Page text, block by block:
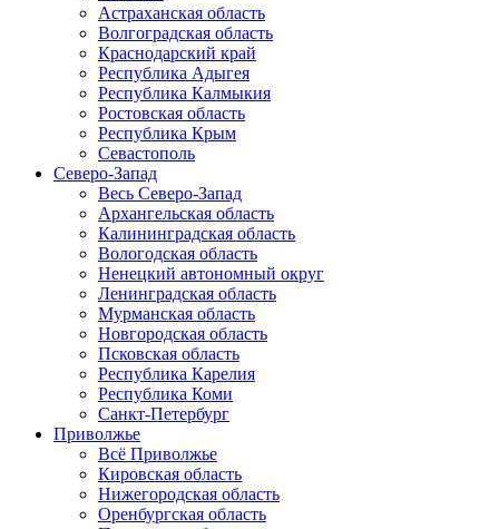
Астраханская область
Волгоградская область
Краснодарский край
Республика Адыгея
Республика Калмыкия
Ростовская область
Республика Крым
Севастополь
Северо-Запад
Весь Северо-Запад
Архангельская область
Калининградская область
Вологодская область
Ненецкий автономный округ
Ленинградская область
Мурманская область
Новгородская область
Псковская область
Республика Карелия
Республика Коми
Санкт-Петербург
Приволжье
Всё Приволжье
Кировская область
Нижегородская область
Оренбургская область